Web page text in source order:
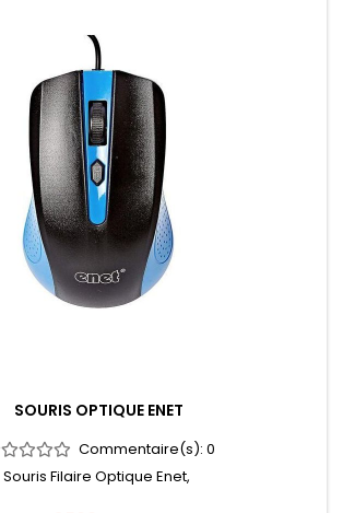
SOURIS OPTIQUE ENET
Commentaire(s): 0
Souris Filaire Optique Enet,